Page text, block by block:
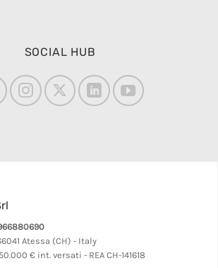
SOCIAL HUB
Atessa (CH) - Italy
€ int. versati - REA CH-141618